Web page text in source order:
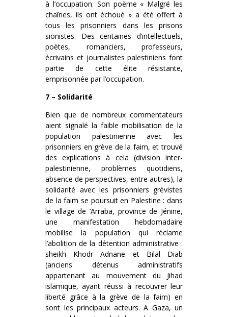
à l’occupation. Son poème « Malgré les
chaînes, ils ont échoué » a été offert à
tous les prisonniers dans les prisons
sionistes. Des centaines d’intellectuels,
poètes, romanciers, professeurs,
écrivains et journalistes palestiniens font
partie de cette élite résistante,
emprisonnée par l’occupation.
7 – Solidarité
Bien que de nombreux commentateurs
aient signalé la faible mobilisation de la
population palestinienne avec les
prisonniers en grève de la faim, et trouvé
des explications à cela (division inter-
palestinienne, problèmes quotidiens,
absence de perspectives, entre autres), la
solidarité avec les prisonniers grévistes
de la faim se poursuit en Palestine : dans
le village de ‘Arraba, province de Jénine,
une manifestation hebdomadaire
mobilise la population qui réclame
l’abolition de la détention administrative :
sheikh Khodr Adnane et Bilal Diab
(anciens détenus administratifs
appartenant au mouvement du Jihad
islamique, ayant réussi à recouvrer leur
liberté grâce à la grève de la faim) en
sont les principaux acteurs. A Gaza, un